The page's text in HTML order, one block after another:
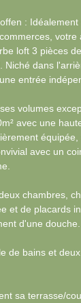
:
votre
loft 3 pièces
Niché dans
entrée
volumes
avec une
équipée,
avec un
chambres,
et de placards
d'une douche.
de bains et deux
sa terrasse/